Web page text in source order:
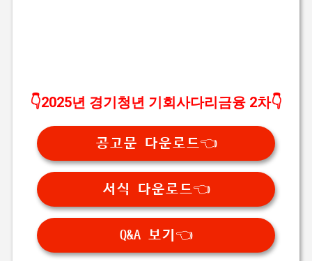
👇2025년 경기청년 기회사다리금융 2차👇
공고문 다운로드👈
서식 다운로드👈
Q&A 보기👈